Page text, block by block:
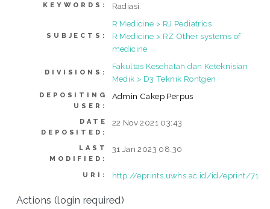
KEYWORDS:
Radiasi.
SUBJECTS:
R Medicine > RJ Pediatrics
R Medicine > RZ Other systems of
medicine
DIVISIONS:
Fakultas Kesehatan dan Keteknisian
Medik > D3 Teknik Rontgen
DEPOSITING
USER:
Admin Cakep Perpus
DATE
DEPOSITED:
22 Nov 2021 03:43
LAST
MODIFIED:
31 Jan 2023 08:30
URI: http://eprints.uwhs.ac.id/id/eprint/71
Actions (login required)